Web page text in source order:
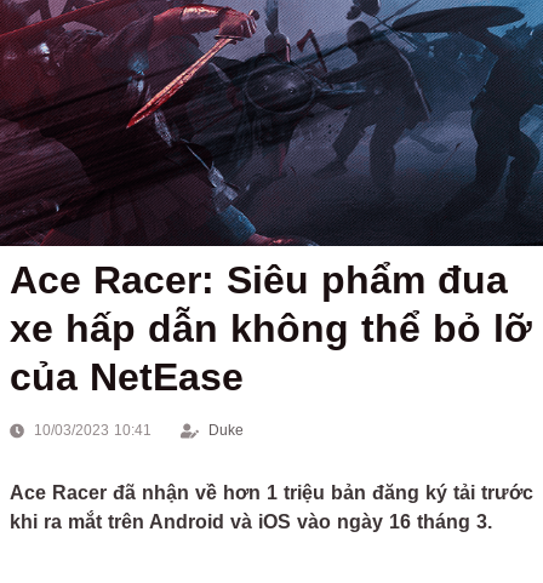
Ace Racer: Siêu phẩm đua
xe hấp dẫn không thể bỏ lỡ
của NetEase
10/03/2023 10:41 Duke
Ace Racer đã nhận về hơn 1 triệu bản đăng ký tải trước
khi ra mắt trên Android và iOS vào ngày 16 tháng 3.